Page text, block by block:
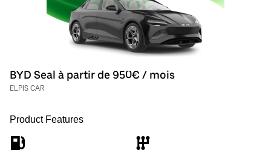
BYD Seal à partir de 950€ / mois
ELPIS CAR
Product Features